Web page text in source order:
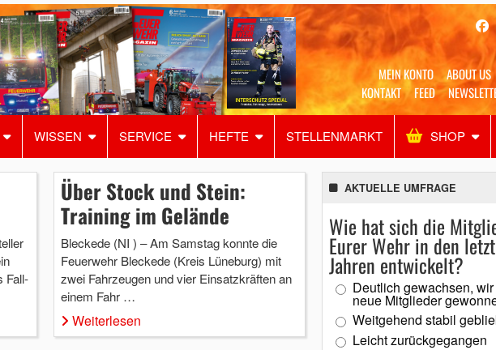
MEIN KONTO ABOUT US
KONTAKT
FEED
WISSEN SERVICE HEFTE STELLENMARKT SHOP
Alles Shop
Fall-
Über Stock und Stein:
Training im Gelände
Bleckede (NI ) – Am Samstag konnte die
Feuerwehr Bleckede (Kreis Lüneburg) mit
zwei Fahrzeugen und vier Einsatzkräften an
einem Fahr …
Weiterlesen
AKTUELLE UMFRAGE
Wie hat sich die
Eurer Wehr in den
Jahren entwickelt?
Deutlich gewachsen,
neue Mitglieder
Weitgehend stabil
Leicht zurückgegangen